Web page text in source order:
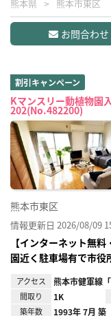
熊本県 熊本市東区
お問合わせ
割引キャンペーン
Kマンスリー動植物園
202(No.482200)
熊本市東区
情報更新日 2026/08/09
【インターネット無
園近く駐車場有で市
アクセス 熊本市健軍線
間取り 1K
築年数 1993年 7月 築